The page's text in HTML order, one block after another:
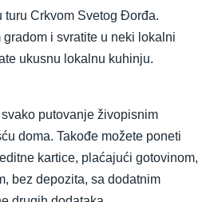
turu Crkvom Svetog Đorđa.
gradom i svratite u neki lokalni
ukusnu lokalnu kuhinju.
putovanje živopisnim
doma. Takođe možete poneti
kartice, plaćajući gotovinom,
bez depozita, sa dodatnim